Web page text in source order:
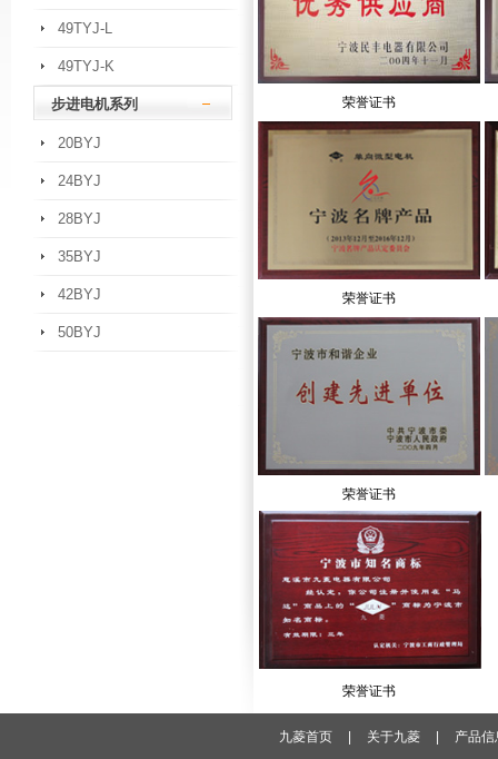
49TYJ-L
49TYJ-K
步进电机系列
20BYJ
24BYJ
28BYJ
35BYJ
42BYJ
50BYJ
荣誉证书
荣誉证书
荣誉证书
荣誉证书
九菱首页 关于九菱 产品信